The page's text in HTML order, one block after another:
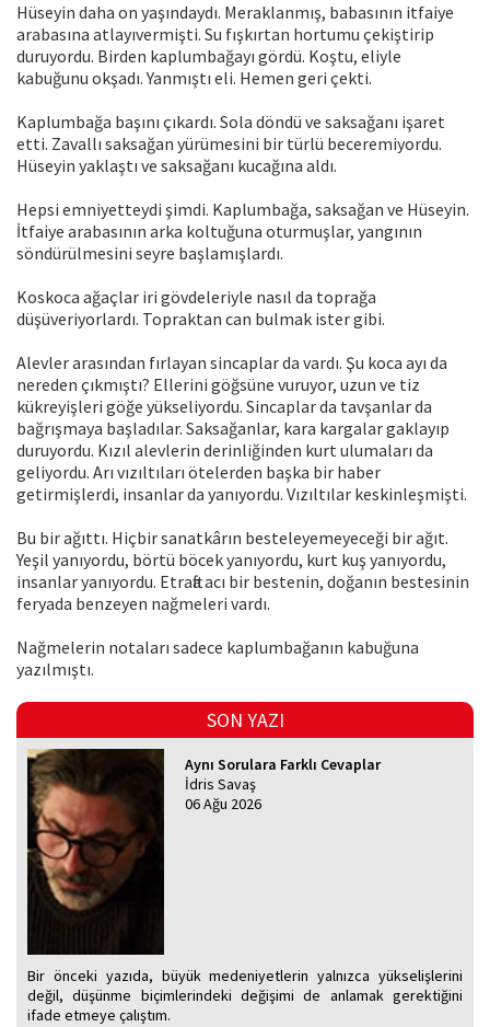
Hüseyin daha on yaşındaydı. Meraklanmış, babasının itfaiye
arabasına atlayıvermişti. Su fışkırtan hortumu çekiştirip
duruyordu. Birden kaplumbağayı gördü. Koştu, eliyle
kabuğunu okşadı. Yanmıştı eli. Hemen geri çekti.
Kaplumbağa başını çıkardı. Sola döndü ve saksağanı işaret
etti. Zavallı saksağan yürümesini bir türlü beceremiyordu.
Hüseyin yaklaştı ve saksağanı kucağına aldı.
Hepsi emniyetteydi şimdi. Kaplumbağa, saksağan ve Hüseyin.
İtfaiye arabasının arka koltuğuna oturmuşlar, yangının
söndürülmesini seyre başlamışlardı.
Koskoca ağaçlar iri gövdeleriyle nasıl da toprağa
düşüveriyorlardı. Topraktan can bulmak ister gibi.
Alevler arasından fırlayan sincaplar da vardı. Şu koca ayı da
nereden çıkmıştı? Ellerini göğsüne vuruyor, uzun ve tiz
kükreyişleri göğe yükseliyordu. Sincaplar da tavşanlar da
bağrışmaya başladılar. Saksağanlar, kara kargalar gaklayıp
duruyordu. Kızıl alevlerin derinliğinden kurt ulumaları da
geliyordu. Arı vızıltıları ötelerden başka bir haber
getirmişlerdi, insanlar da yanıyordu. Vızıltılar keskinleşmişti.
Bu bir ağıttı. Hiçbir sanatkârın besteleyemeyeceği bir ağıt.
Yeşil yanıyordu, börtü böcek yanıyordu, kurt kuş yanıyordu,
insanlar yanıyordu. Etrafta acı bir bestenin, doğanın bestesinin
feryada benzeyen nağmeleri vardı.
Nağmelerin notaları sadece kaplumbağanın kabuğuna
yazılmıştı.
SON YAZI
Aynı Sorulara Farklı Cevaplar
İdris Savaş
06 Ağu 2026
Bir önceki yazıda, büyük medeniyetlerin yalnızca yükselişlerini
değil, düşünme biçimlerindeki değişimi de anlamak gerektiğini
ifade etmeye çalıştım.